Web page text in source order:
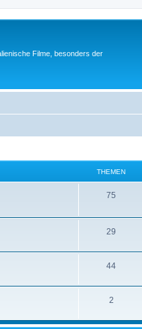
Filme, besonders der
THEMEN
75
e
29
e
m
n
44T
m
2T